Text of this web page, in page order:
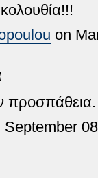
on
September